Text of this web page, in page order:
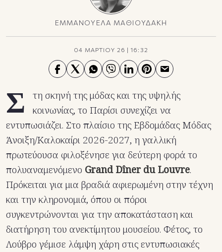
ΕΜΜΑΝΟΥΕΛΑ ΜΑΘΙΟΥΔΑΚΗ
04 ΜΑΡΤΙΟΥ 26 |16:32
Σ
τη σκηνή της μόδας και της υψηλής
κοινωνίας, το Παρίσι συνεχίζει να
εντυπωσιάζει. Στο πλαίσιο της Εβδομάδας Μόδας
Άνοιξη/Καλοκαίρι 2026-2027, η γαλλική
πρωτεύουσα φιλοξένησε για δεύτερη φορά το
πολυαναμενόμενο Grand Dîner du Louvre.
Πρόκειται για μια βραδιά αφιερωμένη στην τέχνη
και την κληρονομιά, όπου οι πόροι
συγκεντρώνονται για την αποκατάσταση και
διατήρηση του ανεκτίμητου μουσείου. Φέτος, το
Λούβρο γέμισε λάμψη χάρη στις εντυπωσιακές